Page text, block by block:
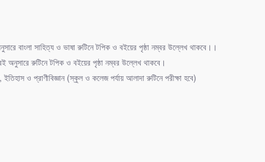
gender
gender
gender
বাংলা সাহিত্য ও ভাষা রুটিনে টপিক ও বইয়ের পৃষ্ঠা নম্বর উল্লেখ থাকবে।।
অনুসারে রুটিনে টপিক ও বইয়ের পৃষ্ঠা নম্বর উল্লেখ থাকবে।
ইতিহাস ও প্রাণীবিজ্ঞান (স্কুল ও কলেজ পর্যায় আলাদা রুটিনে পরীক্ষা হবে)